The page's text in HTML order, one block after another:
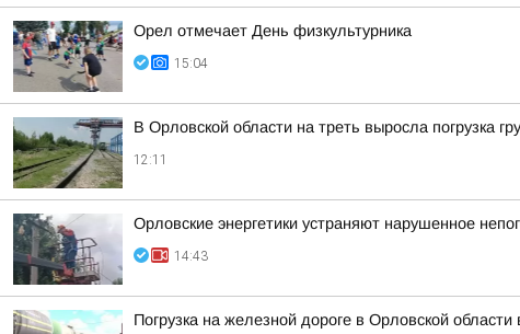
Орел отмечает День физкультурника
15:04
В Орловской области на треть выросла погрузка
12:11
Орловские энергетики устраняют нарушенное
14:43
Погрузка на железной дороге в Орловской